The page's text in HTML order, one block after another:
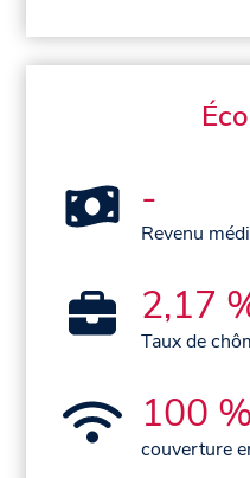
-
Revenu
2,17
Taux de
100 %
couverture